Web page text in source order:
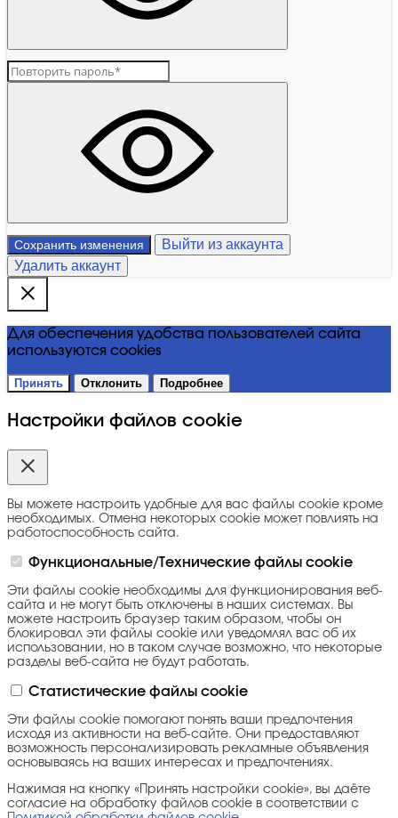
Сохранить изменения
Выйти из аккаунта
Удалить аккаунт
Для обеспечения удобства пользователей сайта
используются cookies
Принять Отклонить Подробнее
Настройки файлов cookie
Вы можете настроить удобные для вас файлы cookie кроме
необходимых. Отмена некоторых cookie может повлиять на
работоспособность сайта.
Функциональные/Технические файлы cookie
Эти файлы cookie необходимы для функционирования веб-
сайта и не могут быть отключены в наших системах. Вы
можете настроить браузер таким образом, чтобы он
блокировал эти файлы cookie или уведомлял вас об их
использовании, но в таком случае возможно, что некоторые
разделы веб-сайта не будут работать.
Статистические файлы cookie
Эти файлы cookie помогают понять ваши предпочтения
исходя из активности на веб-сайте. Они предоставляют
возможность персонализировать рекламные объявления
основываясь на ваших интересах и предпочтениях.
Нажимая на кнопку «Принять настройки cookie», вы даёте
согласие на обработку файлов cookie в соответствии с